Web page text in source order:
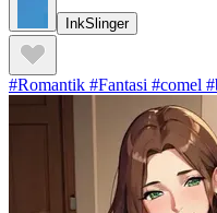
InkSlinger
#Romantik #Fantasi #comel